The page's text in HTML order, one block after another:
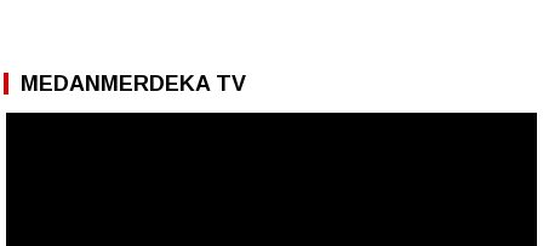
MEDANMERDEKA TV